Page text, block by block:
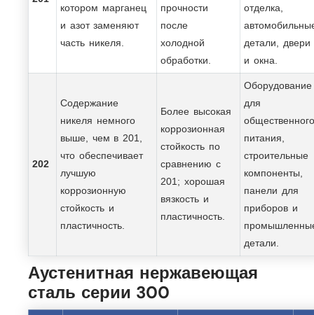
котором марганец
и азот заменяют
часть никеля.
прочности
после
холодной
обработки.
отделка,
детали, двери
и окна.
202
Содержание
никеля немного
выше, чем в 201,
что обеспечивает
лучшую
коррозионную
стойкость и
пластичность.
Более высокая
коррозионная
стойкость по
сравнению с
201; хорошая
вязкость и
пластичность.
Оборудование
для
общественного
питания,
строительные
компоненты,
панели для
приборов и
детали.
Аустенитная нержавеющая
сталь серии 300